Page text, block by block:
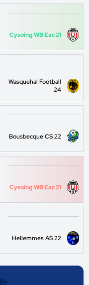
Cysoing WB Eac 21
Wasquehal Football
24
Bousbecque CS 22
Cysoing WB Eac 21
Hellemmes AS 22